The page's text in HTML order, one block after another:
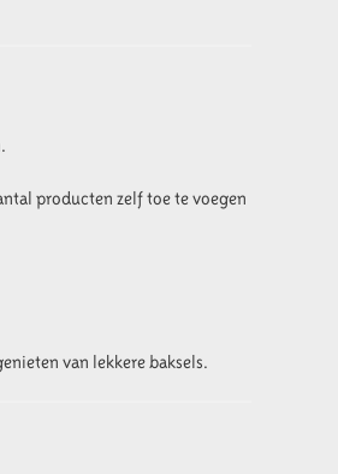
producten zelf toe te voegen
van lekkere baksels.